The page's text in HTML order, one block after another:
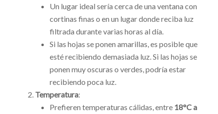
Un lugar ideal sería cerca de una ventana con
cortinas finas o en un lugar donde reciba luz
filtrada durante varias horas al día.
Si las hojas se ponen amarillas, es posible que
esté recibiendo demasiada luz. Si las hojas se
ponen muy oscuras o verdes, podría estar
recibiendo poca luz.
Temperatura:
Prefieren temperaturas cálidas, entre 18°C a